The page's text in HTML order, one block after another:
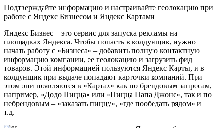
Подтверждайте информацию и настраивайте геолокацию при
работе с Яндекс Бизнесом и Яндекс Картами
Яндекс Бизнес – это сервис для запуска рекламы на
площадках Яндекса. Чтобы попасть в колдунщик, нужно
начать работу с «Бизнеса» – добавить полную контактную
информацию компании, ее геолокацию и загрузить фид
товаров. Этой информацией пользуются Яндекс Карты, и в
колдунщик при выдаче попадают карточки компаний. При
этом они появляются в «Картах» как по брендовым запросам,
например, «Додо Пицца» или «Пицца Папа Джонс», так и по
небрендовым – «заказать пиццу», «где пообедать рядом» и
т.д.